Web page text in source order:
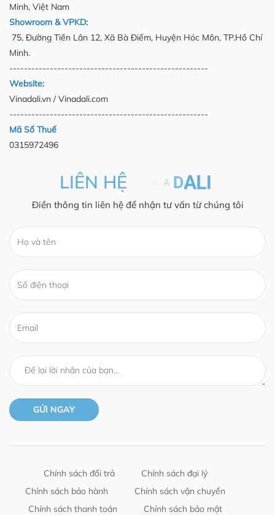
Minh, Việt Nam
Showroom & VPKD:
75, Đường Tiền Lân 12, Xã Bà Điểm, Huyện Hóc Môn, TP.Hồ Chí
Minh.
------------------------------------------------------
Website:
Vinadali.vn / Vinadali.com
------------------------------------------------------
Mã Số Thuế
0315972496
LIÊN HỆ
Điền thông tin liên hệ để nhận tư vấn từ chúng tôi
Chính sách đổi trả
Chính sách đại lý
Chính sách bảo hành
Chính sách vận chuyển
Chính sách thanh toán
Chính sách bảo mật